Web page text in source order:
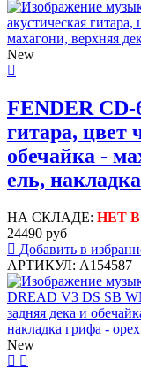
New
FENDER CD-
гитара, цвет
обечайка -
ель,
НА СКЛАДЕ: НЕТ
24490 руб
Добавить в
АРТИКУЛ: A154587
New